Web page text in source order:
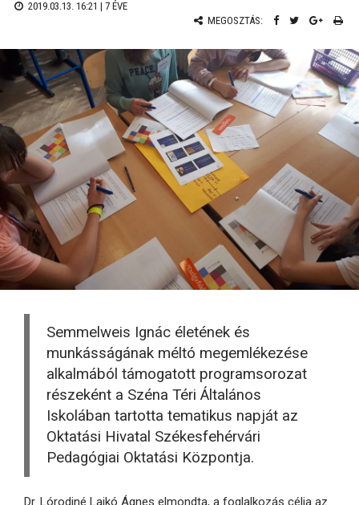
2019.03.13. 16:21 | 7 ÉVE
MEGOSZTÁS:
Semmelweis Ignác életének és
munkásságának méltó megemlékezése
alkalmából támogatott programsorozat
részeként a Széna Téri Általános
Iskolában tartotta tematikus napját az
Oktatási Hivatal Székesfehérvári
Pedagógiai Oktatási Központja.
Dr. Lórodiné Lajkó Ágnes elmondta, a foglalkozás célja az